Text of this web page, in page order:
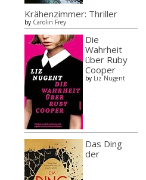
Krähenzimmer: Thriller
by Carolin Frey
Die
Wahrheit
über Ruby
Cooper
by Liz Nugent
Das Ding
der